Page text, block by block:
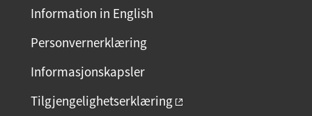
Information in English
Personvernerklæring
Informasjonskapsler
Tilgjengelighetserklæring